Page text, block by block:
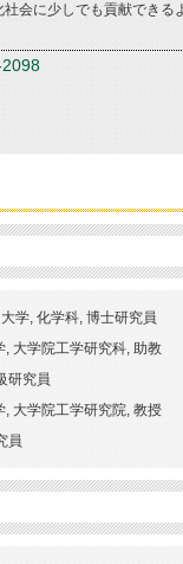
会に少しでも貢献できる
学, 化学科, 博士研究員
大学院工学研究科, 助教
研究員
大学院工学研究院, 教授
員